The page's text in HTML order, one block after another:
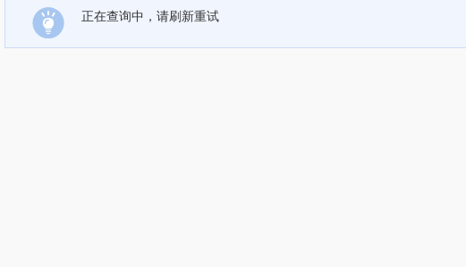
正在查询中，请刷新重试